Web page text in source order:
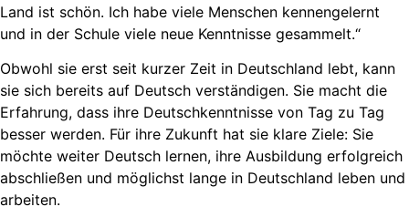
Land ist schön. Ich habe viele Menschen kennengelernt
und in der Schule viele neue Kenntnisse gesammelt.“
Obwohl sie erst seit kurzer Zeit in Deutschland lebt, kann
sie sich bereits auf Deutsch verständigen. Sie macht die
Erfahrung, dass ihre Deutschkenntnisse von Tag zu Tag
besser werden. Für ihre Zukunft hat sie klare Ziele: Sie
möchte weiter Deutsch lernen, ihre Ausbildung erfolgreich
abschließen und möglichst lange in Deutschland leben und
arbeiten.